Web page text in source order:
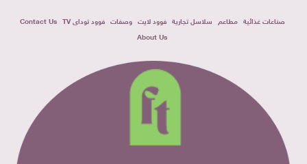
صناعات غذائية مطاعم سلاسل تجارية فوود لايت وصفات فوود توداى TV
Contact Us
About Us